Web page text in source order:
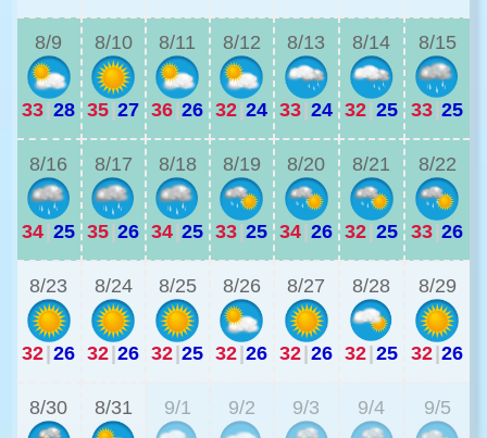
8/9
33 28
8/10
35 27
8/11
36 26
8/12
32 24
8/13
33 24
8/14
32 25
8/15
33 25
8/16
34 25
8/17
35 26
8/18
34 25
8/19
33 25
8/20
34 26
8/21
32 25
8/22
33 26
8/23
32 26
8/24
32 26
8/25
32 25
8/26
32 26
8/27
32 26
8/28
32 25
8/29
32 26
8/30 8/31 9/1 9/2 9/3 9/4 9/5